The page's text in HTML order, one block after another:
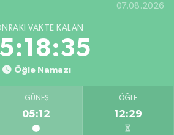
07.08.2026
VAKTE KALAN
Öğle Namazı
GÜNEŞ
05:12
ÖĞLE
12:29